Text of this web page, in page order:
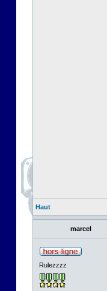
Haut
marcel
Rulezzzz